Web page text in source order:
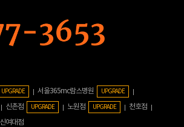
UPGRADE 서울365mc람스병원 UPGRADE
신촌점 UPGRADE 노원점 UPGRADE
천호점
여대점